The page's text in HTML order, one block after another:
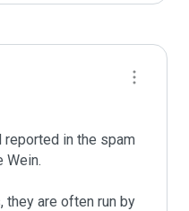
in the spam
Wein.
they are often run by